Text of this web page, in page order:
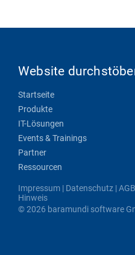
Website
Startseite
Produkte
IT-Lösungen
Events & Trainings
Partner
Ressourcen
Impressum | Datenschutz |AGB
Hinweis
© 2026 baramundi software